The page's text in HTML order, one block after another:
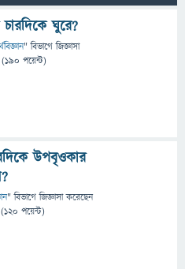
ঘুরে?
" বিভাগে জিজ্ঞাসা
(190 পয়েন্ট)
উপবৃওকার
" বিভাগে জিজ্ঞাসাকরেছেন
(120 পয়েন্ট)